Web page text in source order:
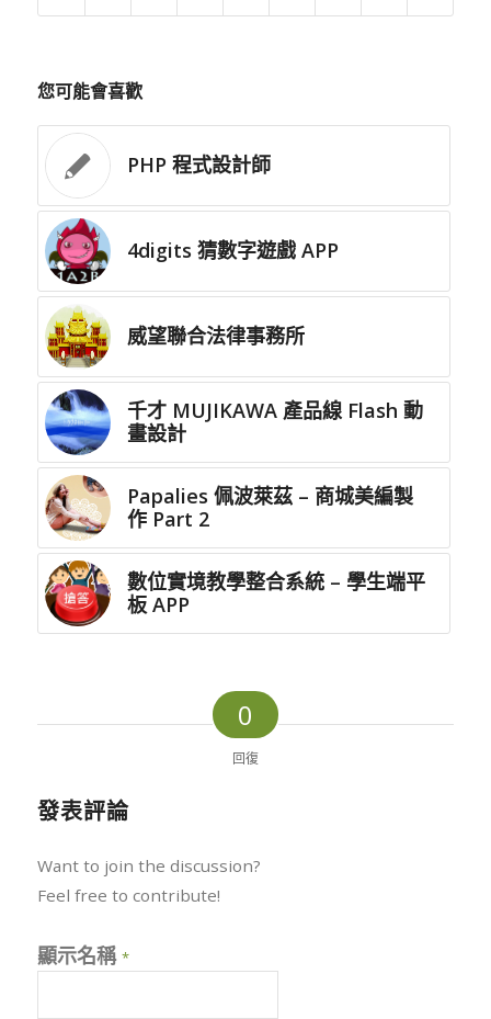
您可能會喜歡
PHP 程式設計師
4digits 猜數字遊戲 APP
威望聯合法律事務所
千才 MUJIKAWA 產品線 Flash 動
畫設計
Papalies 佩波萊茲 – 商城美編製
作 Part 2
數位實境教學整合系統 – 學生端平
板 APP
0
回復
發表評論
Want to join the discussion?
Feel free to contribute!
顯示名稱 *